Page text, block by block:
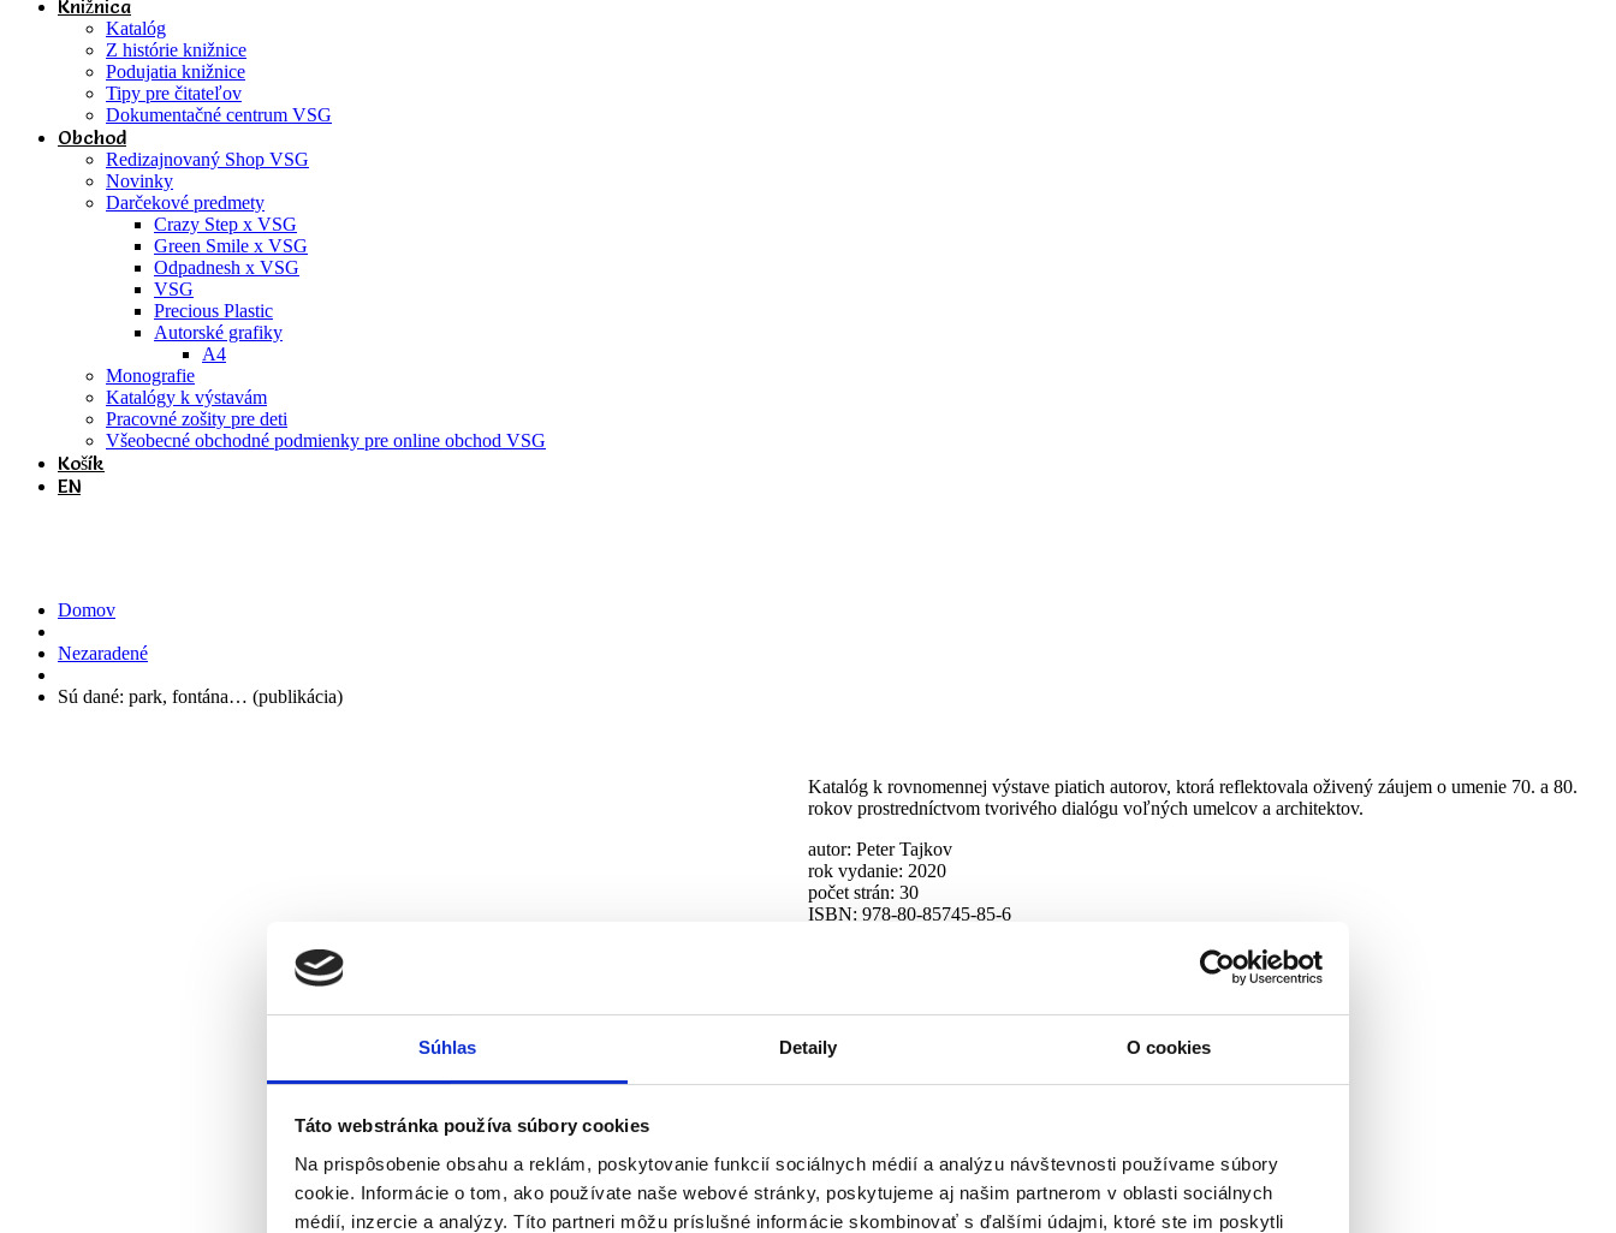
Súhlas Detaily O cookies
Táto webstránka používa súbory cookies
Na prispôsobenie obsahu a reklám, poskytovanie funkcií sociálnych médií a analýzu návštevnosti používame súbory
cookie. Informácie o tom, ako používate naše webové stránky, poskytujeme aj našim partnerom v oblasti sociálnych
médií, inzercie a analýzy. Títo partneri môžu príslušné informácie skombinovať s ďalšími údajmi, ktoré ste im poskytli
Knižnica
Katalóg
Z histórie knižnice
Podujatia knižnice
Tipy pre čitateľov
Dokumentačné centrum VSG
Obchod
Redizajnovaný Shop VSG
Novinky
Darčekové predmety
Crazy Step x VSG
Green Smile x VSG
Odpadnesh x VSG
VSG
Precious Plastic
Autorské grafiky
A4
Monografie
Katalógy k výstavám
Pracovné zošity pre deti
Všeobecné obchodné podmienky pre online obchod VSG
Košík
EN
Domov
Nezaradené
Sú dané: park, fontána… (publikácia)
Katalóg k rovnomennej výstave piatich autorov, ktorá reflektovala oživený záujem o umenie 70. a 80.
rokov prostredníctvom tvorivého dialógu voľných umelcov a architektov.
autor: Peter Tajkov
rok vydanie: 2020
počet strán: 30
ISBN: 978-80-85745-85-6
dostupnosť: Hlavná 27